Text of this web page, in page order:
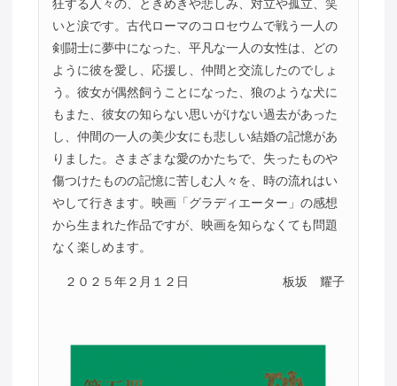
狂する人々の、ときめきや悲しみ、対立や孤立、笑
いと涙です。古代ローマのコロセウムで戦う一人の
剣闘士に夢中になった、平凡な一人の女性は、どの
ように彼を愛し、応援し、仲間と交流したのでしょ
う。彼女が偶然飼うことになった、狼のような犬に
もまた、彼女の知らない思いがけない過去があった
し、仲間の一人の美少女にも悲しい結婚の記憶があ
りました。さまざまな愛のかたちで、失ったものや
傷つけたものの記憶に苦しむ人々を、時の流れはい
やして行きます。映画「グラディエーター」の感想
から生まれた作品ですが、映画を知らなくても問題
なく楽しめます。
２０２５年２月１２日 板坂 耀子